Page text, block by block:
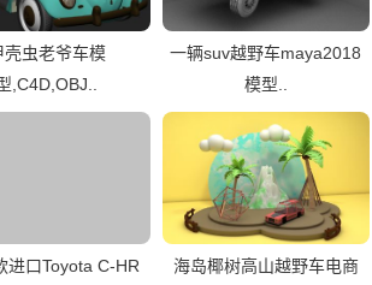
壳虫老爷车模
,C4D,OBJ..
一辆suv越野车maya2018
模型..
进口Toyota C-HR
海岛椰树高山越野车电商